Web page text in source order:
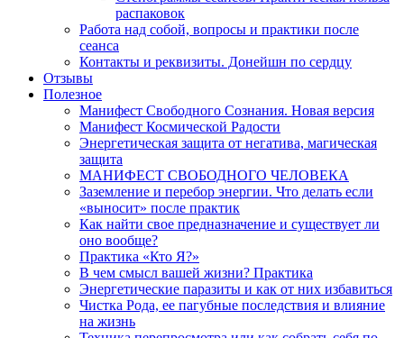
распаковок
Работа над собой, вопросы и практики после
сеанса
Контакты и реквизиты. Донейшн по сердцу
Отзывы
Полезное
Манифест Свободного Сознания. Новая версия
Манифест Космической Радости
Энергетическая защита от негатива, магическая
защита
МАНИФЕСТ СВОБОДНОГО ЧЕЛОВЕКА
Заземление и перебор энергии. Что делать если
«выносит» после практик
Как найти свое предназначение и существует ли
оно вообще?
Практика «Кто Я?»
В чем смысл вашей жизни? Практика
Энергетические паразиты и как от них избавиться
Чистка Рода, ее пагубные последствия и влияние
на жизнь